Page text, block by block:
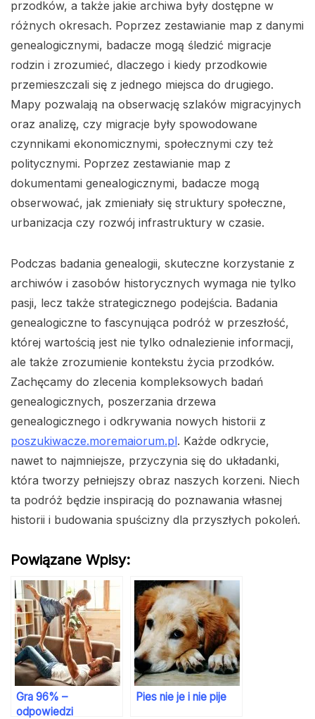
przodków, a także jakie archiwa były dostępne w
różnych okresach. Poprzez zestawianie map z danymi
genealogicznymi, badacze mogą śledzić migracje
rodzin i zrozumieć, dlaczego i kiedy przodkowie
przemieszczali się z jednego miejsca do drugiego.
Mapy pozwalają na obserwację szlaków migracyjnych
oraz analizę, czy migracje były spowodowane
czynnikami ekonomicznymi, społecznymi czy też
politycznymi. Poprzez zestawianie map z
dokumentami genealogicznymi, badacze mogą
obserwować, jak zmieniały się struktury społeczne,
urbanizacja czy rozwój infrastruktury w czasie.
Podczas badania genealogii, skuteczne korzystanie z
archiwów i zasobów historycznych wymaga nie tylko
pasji, lecz także strategicznego podejścia. Badania
genealogiczne to fascynująca podróż w przeszłość,
której wartością jest nie tylko odnalezienie informacji,
ale także zrozumienie kontekstu życia przodków.
Zachęcamy do zlecenia kompleksowych badań
genealogicznych, poszerzania drzewa
genealogicznego i odkrywania nowych historii z
poszukiwacze.moremaiorum.pl. Każde odkrycie,
nawet to najmniejsze, przyczynia się do układanki,
która tworzy pełniejszy obraz naszych korzeni. Niech
ta podróż będzie inspiracją do poznawania własnej
historii i budowania spuścizny dla przyszłych pokoleń.
Powiązane Wpisy:
Gra 96% –
odpowiedzi
Pies nie je i nie pije